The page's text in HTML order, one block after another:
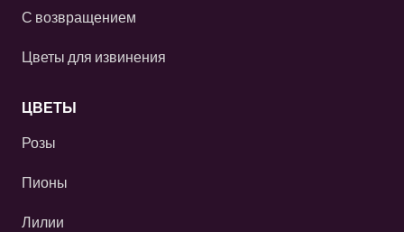
С возвращением
Цветы для извинения
ЦВЕТЫ
Розы
Пионы
Лилии